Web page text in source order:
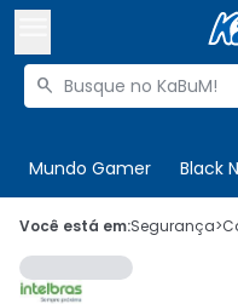
Buscar produtos

Mundo Gamer Black
 Olá. Acesse sua
 Departamentos
Você está em:Segurança>